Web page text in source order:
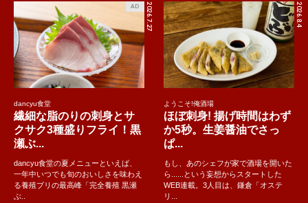
2026.7.27
AD
dancyu食堂
繊細な脂のりの刺身とサ
クサク3種盛りフライ！黒
瀬ぶ...
dancyu食堂の夏メニューといえば、
一年中いつでも旬のおいしさを味わえ
る養殖ブリの最高峰「完全養殖 黒瀬
ぶ..
2026.8.4
ようこそ!俺酒場
ほぼ刺身! 揚げ時間はわず
か5秒。生姜醤油でさっ
ぱ...
もし、あのシェフが家で酒場を開いた
ら......という妄想からスタートした
WEB連載。3人目は、鎌倉「オステ
リ...